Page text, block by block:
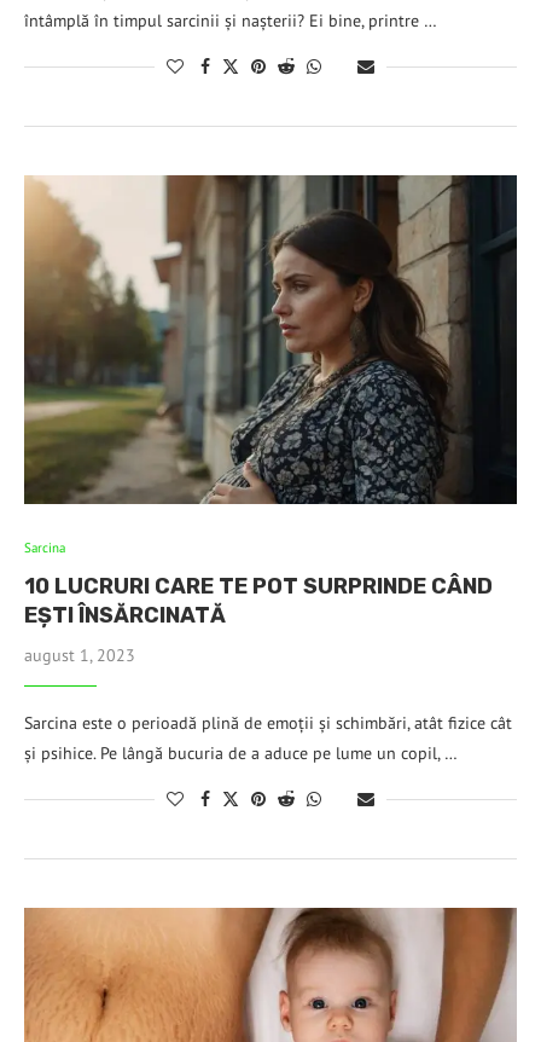
întâmplă în timpul sarcinii și nașterii? Ei bine, printre …
Sarcina
10 LUCRURI CARE TE POT SURPRINDE CÂND
EȘTI ÎNSĂRCINATĂ
august 1, 2023
Sarcina este o perioadă plină de emoții și schimbări, atât fizice cât
și psihice. Pe lângă bucuria de a aduce pe lume un copil, …